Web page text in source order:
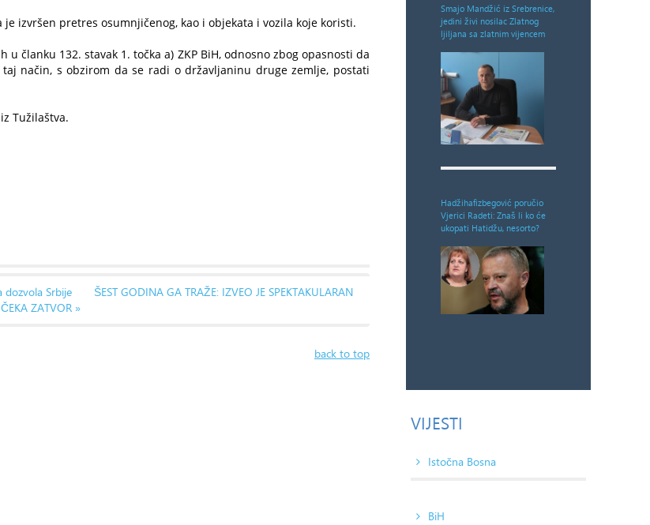
izvršen pretres osumnjičenog, kao i objekata i vozila koje koristi.
članku 132. stavak 1. točka a) ZKP BiH, odnosno zbog opasnosti da
način, s obzirom da se radi o državljaninu druge zemlje, postati
Tužilaštva.
Srbije
ŠEST GODINA GA TRAŽE: IZVEO JE SPEKTAKULARAN
ZATVOR »
back to top
Smajo Mandžić iz Srebrenice,
jedini živi nosilac Zlatnog
ljiljana sa zlatnim vijencem
Hadžihafizbegović poručio
Vjerici Radeti: Znaš li ko će
ukopati Hatidžu, nesorto?
VIJESTI
Istočna Bosna
BiH